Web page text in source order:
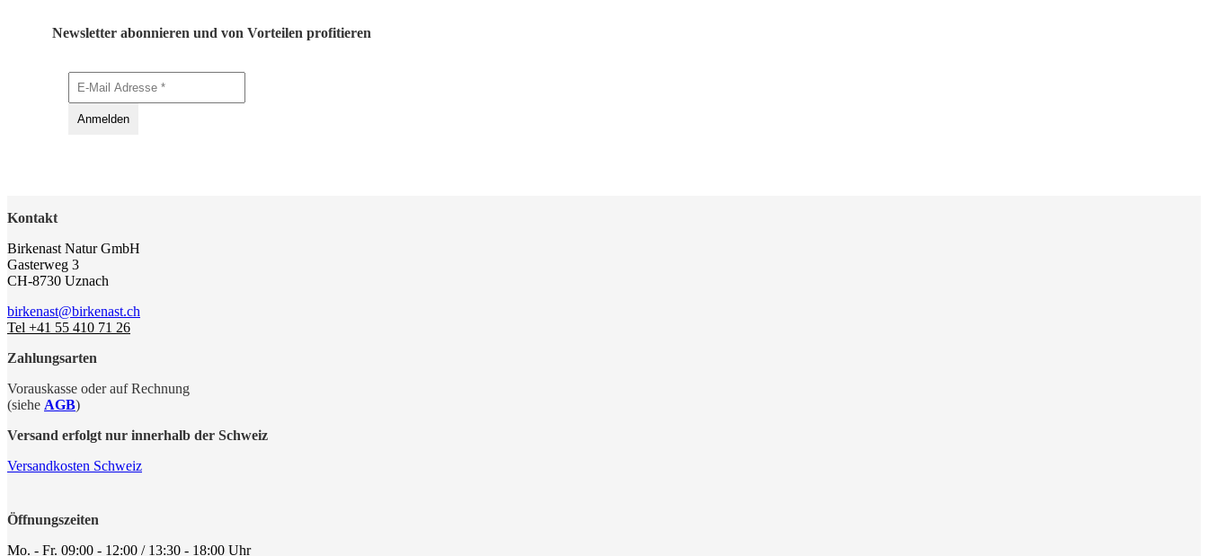
Newsletter abonnieren und von Vorteilen profitieren
Kontakt
Birkenast Natur GmbH
Gasterweg 3
CH-8730 Uznach
birkenast@birkenast.ch
Tel +41 55 410 71 26
Zahlungsarten
Vorauskasse oder auf Rechnung
(siehe AGB)
Versand erfolgt nur innerhalb der Schweiz
Versandkosten Schweiz
Öffnungszeiten
Mo. - Fr. 09:00 - 12:00 / 13:30 - 18:00 Uhr